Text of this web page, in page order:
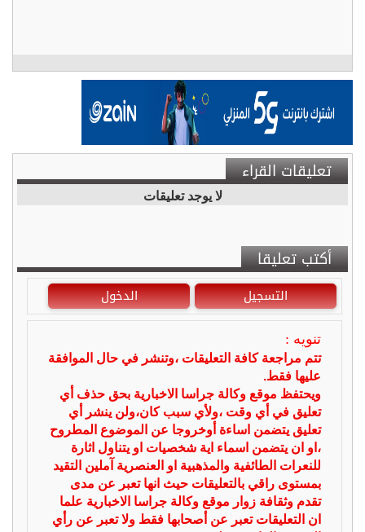
تعليقات القراء
لا يوجد تعليقات
أكتب تعليقا
التسجيل الدخول
تنويه :
تتم مراجعة كافة التعليقات ،وتنشر في حال الموافقة
عليها فقط.
ويحتفظ موقع وكالة جراسا الاخبارية بحق حذف أي
تعليق في أي وقت ،ولأي سبب كان،ولن ينشر أي
تعليق يتضمن اساءة أوخروجا عن الموضوع المطروح
،او ان يتضمن اسماء اية شخصيات او يتناول اثارة
للنعرات الطائفية والمذهبية او العنصرية آملين التقيد
بمستوى راقي بالتعليقات حيث انها تعبر عن مدى
تقدم وثقافة زوار موقع وكالة جراسا الاخبارية علما
ان التعليقات تعبر عن أصحابها فقط ولا تعبر عن رأي